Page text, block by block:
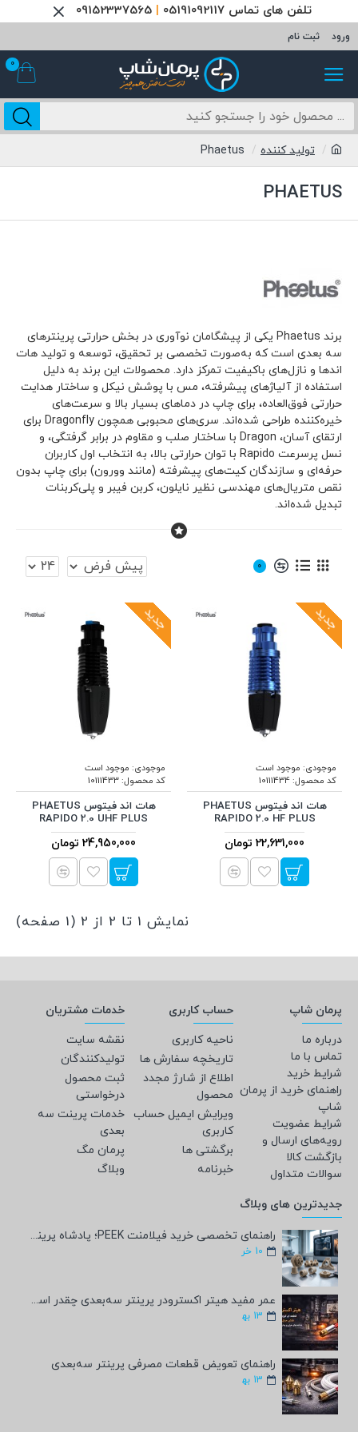
تلفن های تماس 05191092117 09152337565
ورود ثبت نام
0
تولید کننده Phaetus
PHAETUS
برند Phaetus یکی از پیشگامان نوآوری در بخش حرارتی پرینترهای
سه بعدی است که به‌صورت تخصصی بر تحقیق، توسعه و تولید هات
اندها و نازل‌های باکیفیت تمرکز دارد. محصولات این برند به دلیل
استفاده از آلیاژهای پیشرفته، مس با پوشش نیکل و ساختار هدایت
حرارتی فوق‌العاده، برای چاپ در دماهای بسیار بالا و سرعت‌های
خیره‌کننده طراحی شده‌اند. سری‌های محبوبی همچون Dragonfly برای
ارتقای آسان، Dragon با ساختار صلب و مقاوم در برابر گرفتگی، و
نسل پرسرعت Rapido با توان حرارتی بالا، به انتخاب اول کاربران
حرفه‌ای و سازندگان کیت‌های پیشرفته (مانند وورون) برای چاپ بدون
نقص متریال‌های مهندسی نظیر نایلون، کربن فیبر و پلی‌کربنات
تبدیل شده‌اند.
0
جدید
موجودی: موجود است
کد محصول:10111434
هات اند فیتوس PHAETUS
RAPIDO 2.0 HF PLUS
22,631,000 تومان
جدید
موجودی: موجود است
کد محصول:10111433
هات اند فیتوس PHAETUS
RAPIDO 2.0 UHF PLUS
24,950,000 تومان
نمایش 1 تا 2 از 2 (1 صفحه)
پرمان شاپ
درباره ما
تماس با ما
شرایط خرید
راهنمای خرید از پرمان
شاپ
شرایط عضویت
رویه‌های ارسال و
بازگشت کالا
سوالات متداول
حساب کاربری
ناحیه کاربری
تاریخچه سفارش ها
اطلاع از شارژ مجدد
محصول
ویرایش ایمیل حساب
کاربری
برگشتی ها
خبرنامه
خدمات مشتریان
نقشه سایت
تولیدکنندگان
ثبت محصول
درخواستی
خدمات پرینت سه
بعدی
پرمان مگ
وبلاگ
جدیدترین های وبلاگ
راهنمای تخصصی خرید فیلامنت PEEK؛ پادشاه پرینت سه‌بعدی صنعتی و پزشکی + مشخصات فنی
10 خر
عمر مفید هیتر اکسترودر پرینتر سه‌بعدی چقدر است؟
13 به‍
راهنمای تعویض قطعات مصرفی پرینتر سه‌بعدی
13 به‍